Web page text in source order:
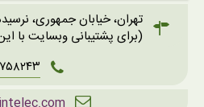
تهران، خیابان جمهوری،
(برای پشتیبانی وبسایت با